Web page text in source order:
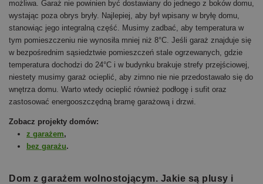
możliwa. Garaż nie powinien być dostawiany do jednego z boków domu,
wystając poza obrys bryły. Najlepiej, aby był wpisany w bryłę domu,
stanowiąc jego integralną część. Musimy zadbać, aby temperatura w
tym pomieszczeniu nie wynosiła mniej niż 8°C. Jeśli garaż znajduje się
w bezpośrednim sąsiedztwie pomieszczeń stale ogrzewanych, gdzie
temperatura dochodzi do 24°C i w budynku brakuje strefy przejściowej,
niestety musimy garaż ocieplić, aby zimno nie nie przedostawało się do
wnętrza domu. Warto wtedy ocieplić również podłogę i sufit oraz
zastosować energooszczędną bramę garażową i drzwi.
Zobacz projekty domów:
z garażem,
bez garażu.
Dom z garażem wolnostojącym. Jakie są plusy i